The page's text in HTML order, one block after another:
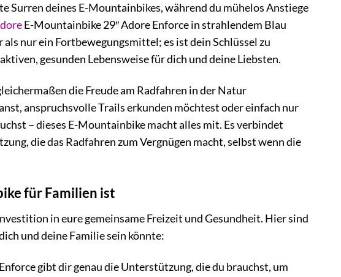
Surren deines E-Mountainbikes, während du mühelos Anstiege
E-Mountainbike 29″ Adore Enforce in strahlendem Blau
nur ein Fortbewegungsmittel; es ist dein Schlüssel zu
gesunden Lebensweise für dich und deine Liebsten.
die Freude am Radfahren in der Natur
anspruchsvolle Trails erkunden möchtest oder einfach nur
– dieses E-Mountainbike macht alles mit. Es verbindet
die das Radfahren zum Vergnügen macht, selbst wenn die
für Familien ist
in eure gemeinsame Freizeit und Gesundheit. Hier sind
und deine Familie sein könnte:
gibt dir genau die Unterstützung, die du brauchst, um